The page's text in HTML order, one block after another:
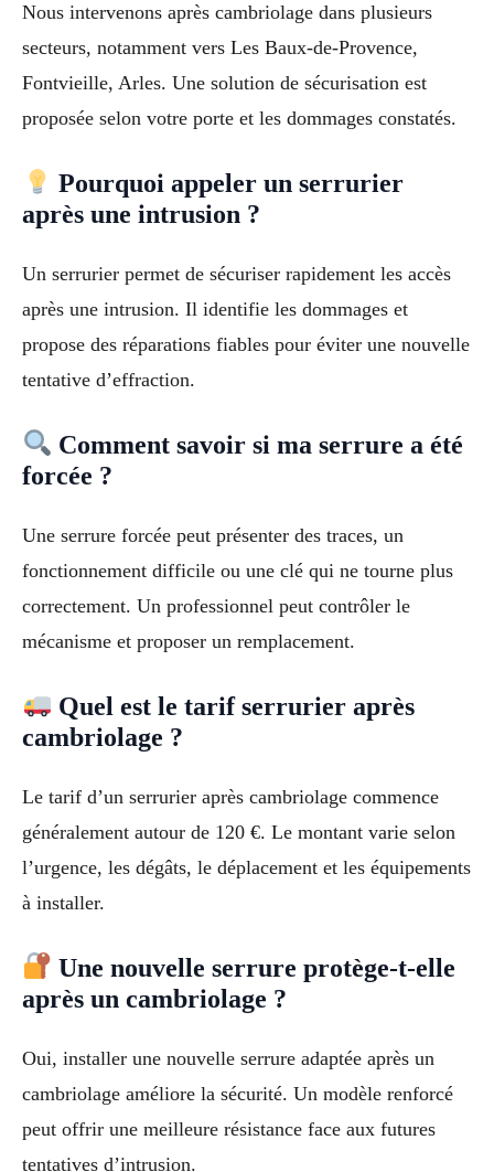
Nous intervenons après cambriolage dans plusieurs
secteurs, notamment vers Les Baux-de-Provence,
Fontvieille, Arles. Une solution de sécurisation est
proposée selon votre porte et les dommages constatés.
Pourquoi appeler un serrurier
après une intrusion ?
Un serrurier permet de sécuriser rapidement les accès
après une intrusion. Il identifie les dommages et
propose des réparations fiables pour éviter une nouvelle
tentative d’effraction.
Comment savoir si ma serrure a été
forcée ?
Une serrure forcée peut présenter des traces, un
fonctionnement difficile ou une clé qui ne tourne plus
correctement. Un professionnel peut contrôler le
mécanisme et proposer un remplacement.
Quel est le tarif serrurier après
cambriolage ?
Le tarif d’un serrurier après cambriolage commence
généralement autour de 120 €. Le montant varie selon
l’urgence, les dégâts, le déplacement et les équipements
à installer.
Une nouvelle serrure protège-t-elle
après un cambriolage ?
Oui, installer une nouvelle serrure adaptée après un
cambriolage améliore la sécurité. Un modèle renforcé
peut offrir une meilleure résistance face aux futures
tentatives d’intrusion.